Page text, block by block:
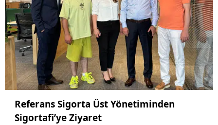
Referans Sigorta Üst Yönetiminden
Sigortafi’ye Ziyaret